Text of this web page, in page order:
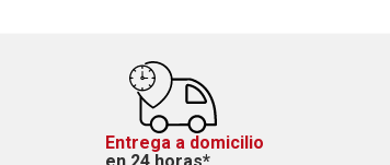
Entrega a domicilio